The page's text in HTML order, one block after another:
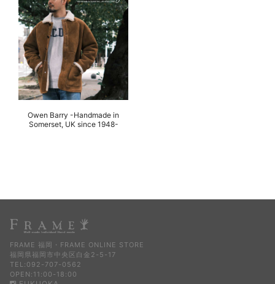
Owen Barry -Handmade in
Somerset, UK since 1948-
FRAME 福岡・FRAME ONLINE STORE
福岡県福岡市中央区白金2-5-17
TEL:092-707-0562
OPEN:11:00-18:00